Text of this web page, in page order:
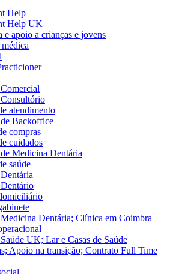
Help
Help UK
e apoio a crianças e jovens
médica
atendimento
Backoffice
compras
cuidados
Medicina Dentária
saúde
Dentária; Clínica em Coimbra
UK; Lar e Casas de Saúde
Apoio na transição; Contrato Full Time